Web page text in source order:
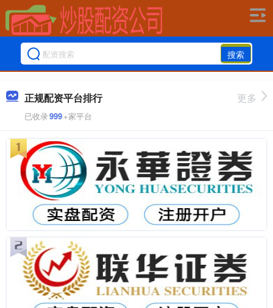
搜索
正规配资平台排行
已收录999+家平台
更多